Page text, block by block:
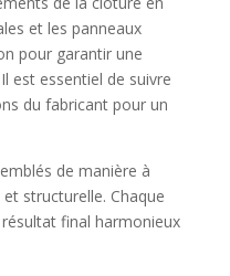
et les panneaux
pour garantir une
est essentiel de suivre
du fabricant pour un
de manière à
structurelle. Chaque
final harmonieux